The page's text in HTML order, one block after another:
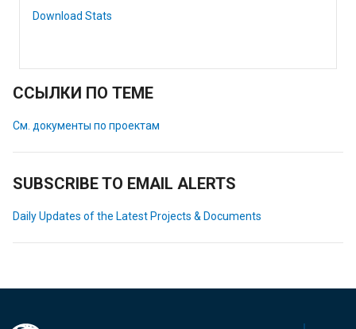
Download Stats
ССЫЛКИ ПО ТЕМЕ
См. документы по проектам
SUBSCRIBE TO EMAIL ALERTS
Daily Updates of the Latest Projects & Documents